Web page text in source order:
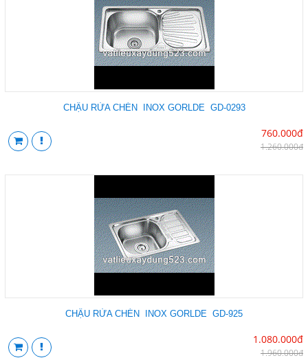
CHẬU RỬA CHÉN INOX GORLDE GD-0293
760.000đ
1.260.000đ
CHẬU RỬA CHÉN INOX GORLDE GD-925
1.080.000đ
1.960.000đ